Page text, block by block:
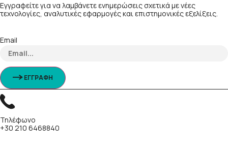
Εγγραφείτε για να λαμβάνετε ενημερώσεις σχετικά με νέες
τεχνολογίες, αναλυτικές εφαρμογές και επιστημονικές εξελίξεις.
Email
ΕΓΓΡΑΦΗ
Τηλέφωνο
+30 210 6468840